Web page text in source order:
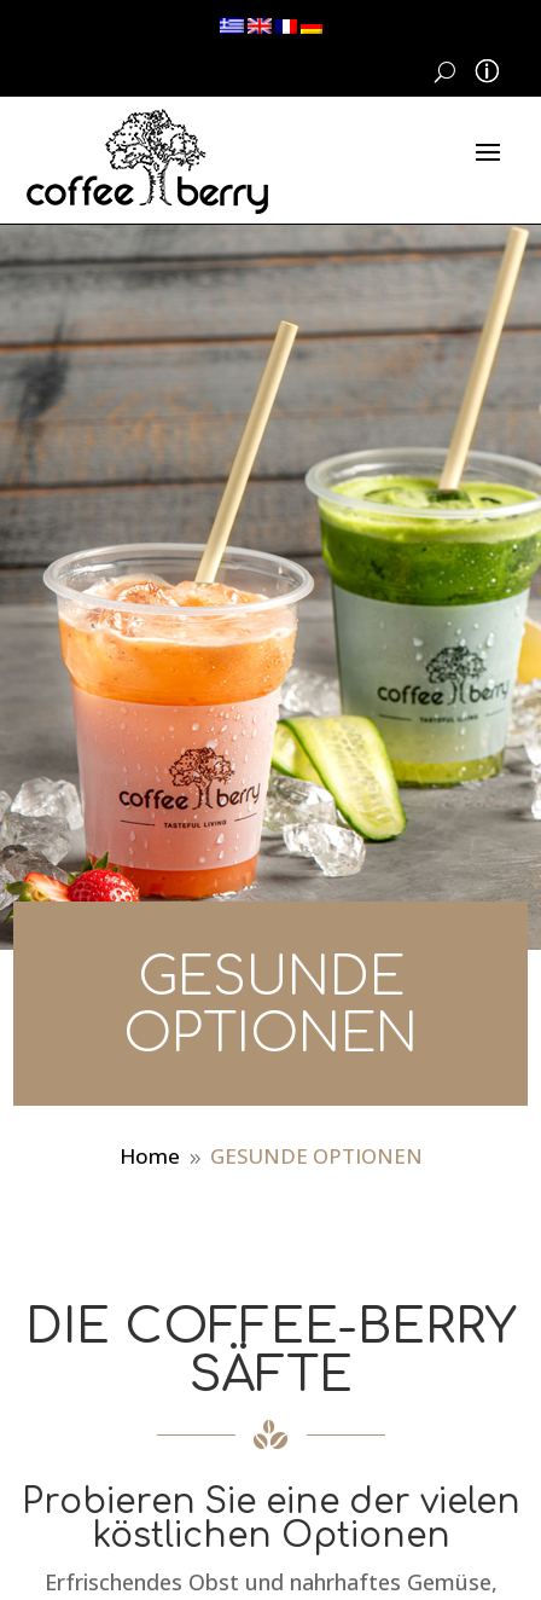
GESUNDE
OPTIONEN
Home 9 GESUNDE OPTIONEN
DIE COFFEE-BERRY
SÄFTE
Probieren Sie eine der vielen
köstlichen Optionen
Erfrischendes Obst und nahrhaftes Gemüse,